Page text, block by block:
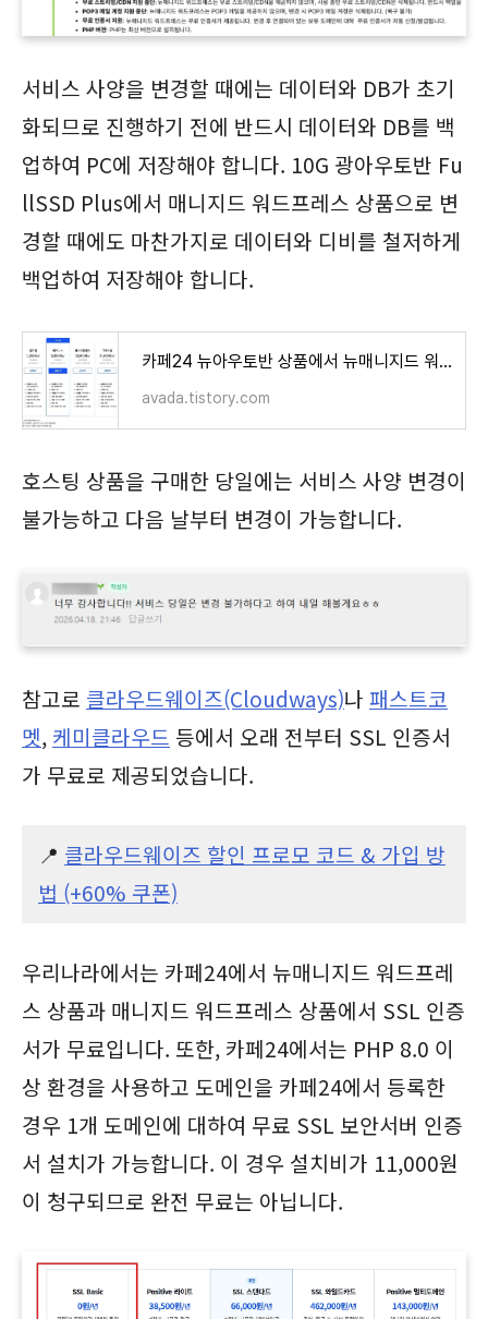
서비스 사양을 변경할 때에는 데이터와 DB가 초기
화되므로 진행하기 전에 반드시 데이터와 DB를 백
업하여 PC에 저장해야 합니다. 10G 광아우토반 Fu
llSSD Plus에서 매니지드 워드프레스 상품으로 변
경할 때에도 마찬가지로 데이터와 디비를 철저하게
백업하여 저장해야 합니다.
카페24 뉴아우토반 상품에서 뉴매니지드 워드프레스 상품으로 변경
avada.tistory.com
호스팅 상품을 구매한 당일에는 서비스 사양 변경이
불가능하고 다음 날부터 변경이 가능합니다.
참고로 클라우드웨이즈(Cloudways)나 패스트코
멧, 케미클라우드 등에서 오래 전부터 SSL 인증서
가 무료로 제공되었습니다.
📍 클라우드웨이즈 할인 프로모 코드 & 가입 방
법 (+60% 쿠폰)
우리나라에서는 카페24에서 뉴매니지드 워드프레
스 상품과 매니지드 워드프레스 상품에서 SSL 인증
서가 무료입니다. 또한, 카페24에서는 PHP 8.0 이
상 환경을 사용하고 도메인을 카페24에서 등록한
경우 1개 도메인에 대하여 무료 SSL 보안서버 인증
서 설치가 가능합니다. 이 경우 설치비가 11,000원
이 청구되므로 완전 무료는 아닙니다.